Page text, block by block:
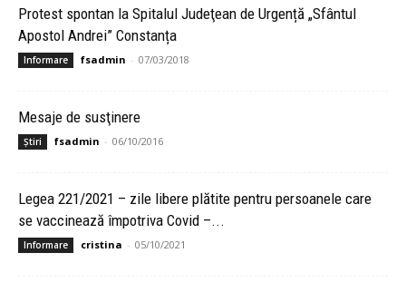
Protest spontan la Spitalul Judeţean de Urgență „Sfântul
Apostol Andrei” Constanța
Informare fsadmin - 07/03/2018
Mesaje de susţinere
Știri fsadmin - 06/10/2016
Legea 221/2021 – zile libere plătite pentru persoanele care
se vaccinează împotriva Covid –...
Informare cristina - 05/10/2021